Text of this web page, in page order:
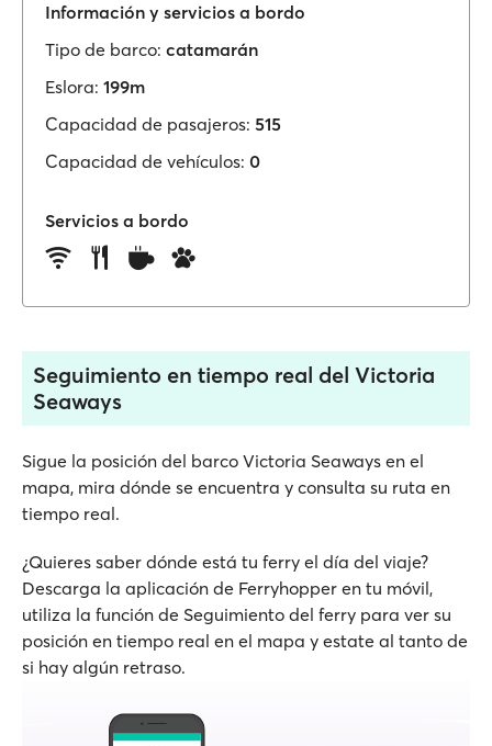
Información y servicios a bordo
Tipo de barco: catamarán
Eslora: 199m
Capacidad de pasajeros: 515
Capacidad de vehículos: 0
Servicios a bordo
Seguimiento en tiempo real del Victoria
Seaways
Sigue la posición del barco Victoria Seaways en el
mapa, mira dónde se encuentra y consulta su ruta en
tiempo real.
¿Quieres saber dónde está tu ferry el día del viaje?
Descarga la aplicación de Ferryhopper en tu móvil,
utiliza la función de Seguimiento del ferry para ver su
posición en tiempo real en el mapa y estate al tanto de
si hay algún retraso.